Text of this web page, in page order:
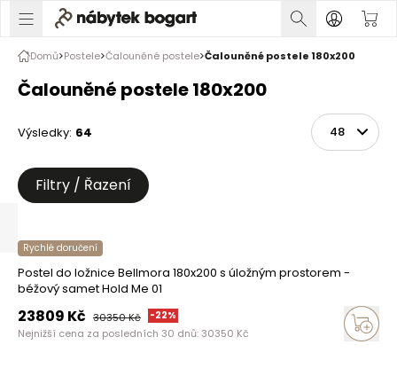
Domů Postele Čalouněné postele Čalouněné postele 180x200
Čalouněné postele 180x200
Řadit
Výsledky: 64 Na stránce
Filtry / Řazení
Rychlé doručení
Postel do ložnice Bellmora 180x200 s úložným prostorem -
béžový samet Hold Me 01
23809 Kč 30350Kč -22%
Nejnižší cena za posledních 30 dnů: 30350 Kč